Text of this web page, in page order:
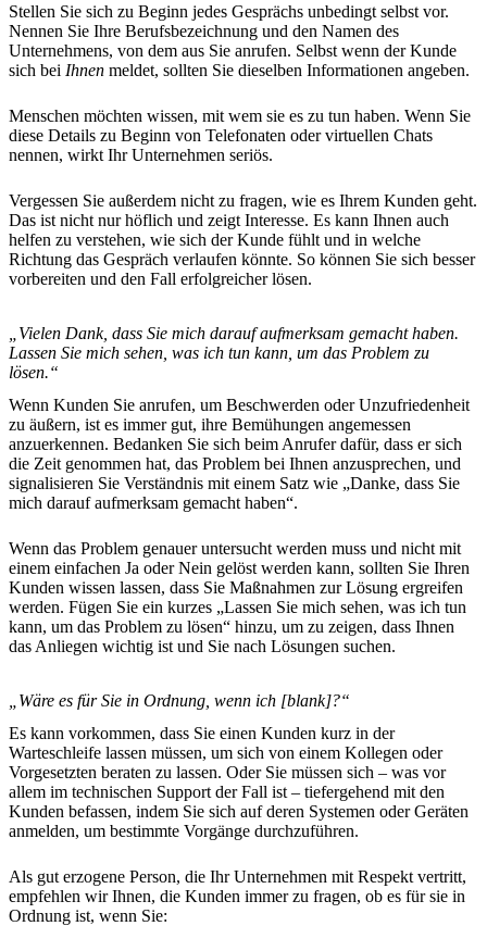
Stellen Sie sich zu Beginn jedes Gesprächs unbedingt selbst vor.
Nennen Sie Ihre Berufsbezeichnung und den Namen des
Unternehmens, von dem aus Sie anrufen. Selbst wenn der Kunde
sich bei Ihnen meldet, sollten Sie dieselben Informationen angeben.
Menschen möchten wissen, mit wem sie es zu tun haben. Wenn Sie
diese Details zu Beginn von Telefonaten oder virtuellen Chats
nennen, wirkt Ihr Unternehmen seriös.
Vergessen Sie außerdem nicht zu fragen, wie es Ihrem Kunden geht.
Das ist nicht nur höflich und zeigt Interesse. Es kann Ihnen auch
helfen zu verstehen, wie sich der Kunde fühlt und in welche
Richtung das Gespräch verlaufen könnte. So können Sie sich besser
vorbereiten und den Fall erfolgreicher lösen.
„Vielen Dank, dass Sie mich darauf aufmerksam gemacht haben.
Lassen Sie mich sehen, was ich tun kann, um das Problem zu
lösen.“
Wenn Kunden Sie anrufen, um Beschwerden oder Unzufriedenheit
zu äußern, ist es immer gut, ihre Bemühungen angemessen
anzuerkennen. Bedanken Sie sich beim Anrufer dafür, dass er sich
die Zeit genommen hat, das Problem bei Ihnen anzusprechen, und
signalisieren Sie Verständnis mit einem Satz wie „Danke, dass Sie
mich darauf aufmerksam gemacht haben“.
Wenn das Problem genauer untersucht werden muss und nicht mit
einem einfachen Ja oder Nein gelöst werden kann, sollten Sie Ihren
Kunden wissen lassen, dass Sie Maßnahmen zur Lösung ergreifen
werden. Fügen Sie ein kurzes „Lassen Sie mich sehen, was ich tun
kann, um das Problem zu lösen“ hinzu, um zu zeigen, dass Ihnen
das Anliegen wichtig ist und Sie nach Lösungen suchen.
„Wäre es für Sie in Ordnung, wenn ich [blank]?“
Es kann vorkommen, dass Sie einen Kunden kurz in der
Warteschleife lassen müssen, um sich von einem Kollegen oder
Vorgesetzten beraten zu lassen. Oder Sie müssen sich – was vor
allem im technischen Support der Fall ist – tiefergehend mit den
Kunden befassen, indem Sie sich auf deren Systemen oder Geräten
anmelden, um bestimmte Vorgänge durchzuführen.
Als gut erzogene Person, die Ihr Unternehmen mit Respekt vertritt,
empfehlen wir Ihnen, die Kunden immer zu fragen, ob es für sie in
Ordnung ist, wenn Sie: